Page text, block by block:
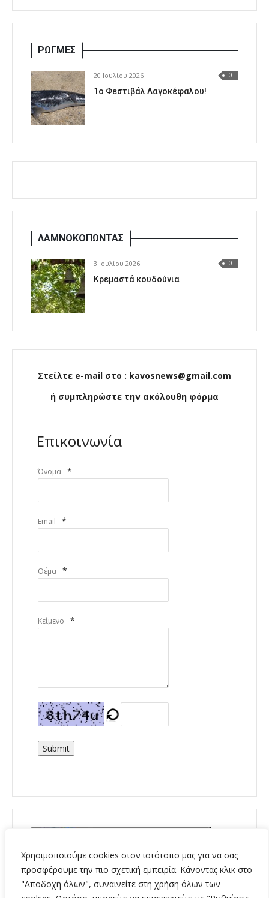
Χρησιμοποιούμε cookies στον ιστότοπο μας για να σας
προσφέρουμε την πιο σχετική εμπειρία. Κάνοντας κλικ στο
"Αποδοχή όλων", συναινείτε στη χρήση όλων των
ΡΩΓΜΕΣ
20 Ιουλίου 2026 0
1o Φεστιβάλ Λαγοκέφαλου!
ΛΑΜΝΟΚΟΠΩΝΤΑΣ
3 Ιουλίου 2026 0
Κρεμαστά κουδούνια
Στείλτε e-mail στο : kavosnews@gmail.com
ή συμπληρώστε την ακόλουθη φόρμα
Επικοινωνία
Όνομα *
Email *
Θέμα *
Κείμενο *
Submit